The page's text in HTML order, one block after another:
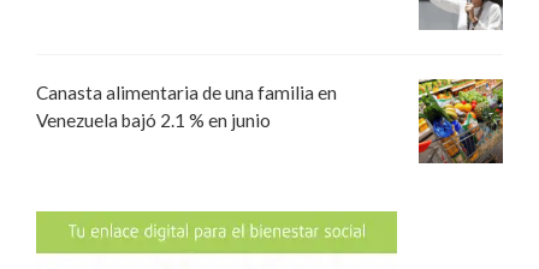
Canasta alimentaria de una familia en
Venezuela bajó 2.1 % en junio